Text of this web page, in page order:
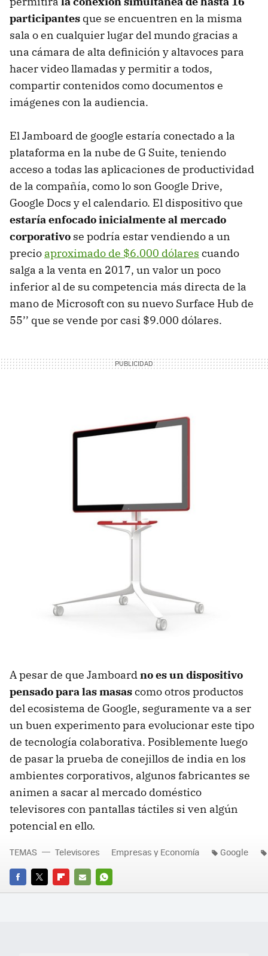
participantes que se encuentren en la misma
sala o en cualquier lugar del mundo gracias a
una cámara de alta definición y altavoces para
hacer video llamadas y permitir a todos,
compartir contenidos como documentos e
imágenes con la audiencia.
El Jamboard de google estaría conectado a la
plataforma en la nube de G Suite, teniendo
acceso a todas las aplicaciones de productividad
de la compañía, como lo son Google Drive,
Google Docs y el calendario. El dispositivo que
estaría enfocado inicialmente al mercado
corporativo se podría estar vendiendo a un
precio aproximado de $6.000 dólares cuando
salga a la venta en 2017, un valor un poco
inferior al de su competencia más directa de la
mano de Microsoft con su nuevo Surface Hub de
55’’ que se vende por casi $9.000 dólares.
A pesar de que Jamboardno es un dispositivo
pensado para las masascomo otros productos
del ecosistema de Google, seguramente va a ser
un buen experimento para evolucionar este tipo
de tecnología colaborativa. Posiblemente luego
de pasar la prueba de conejillos de india en los
ambientes corporativos, algunos fabricantes se
animen a sacar al mercado doméstico
televisores con pantallas táctiles si ven algún
potencial en ello.
FACEBOOK
TWITTERFLIPBOARD
E-
WHATSAPP
TEMAS Televisores Empresas y Economía Google